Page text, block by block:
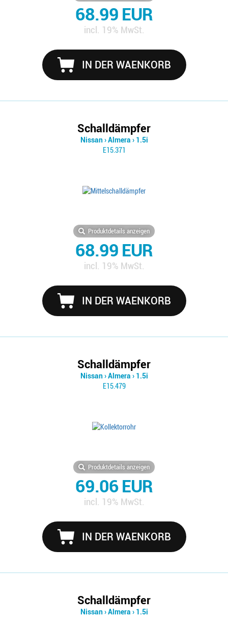
68.99 EUR
incl. 19% MwSt.
IN DER WAENKORB
Schalldämpfer
Nissan›Almera › 1.5i
E15.371
Produktdetails anzeigen
68.99 EUR
incl. 19% MwSt.
IN DER WAENKORB
Schalldämpfer
Nissan›Almera › 1.5i
E15.479
Produktdetails anzeigen
69.06 EUR
incl. 19% MwSt.
IN DER WAENKORB
Schalldämpfer
Nissan›Almera › 1.5i